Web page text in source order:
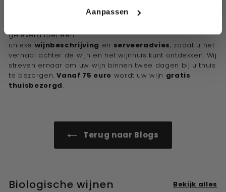
Aanpassen
biologische en duurzame wijnen
geleverd met een
unieke wijnbeschrijving en serveeradvies, zodat u het
verhaal achter de wijn en het wijnhuis kunt ontdekken. Wij
streven ernaar om uw wijn binnen twee dagen bij u thuis
te bezorgen. Vanaf 75 euro wordt uw wijn gratis
thuisbezorgd.
Terug naar Blogs
Biologische wijnen Bekijk alles